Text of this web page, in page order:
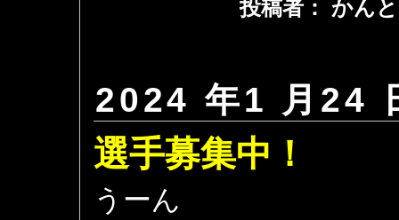
投稿者： かん
2024 年1 月24
選手募集中！
うーん